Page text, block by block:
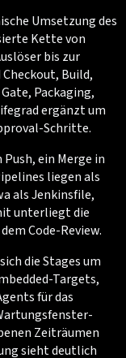
Umsetzung des
Kette von
bis zur
Build,
Packaging,
ergänzt um
Schritte.
ein Merge in
liegen als
als Jenkinsfile,
unterliegt die
Code-Review.
die Stages um
Targets,
für das
Zeiträumen
sieht deutlich